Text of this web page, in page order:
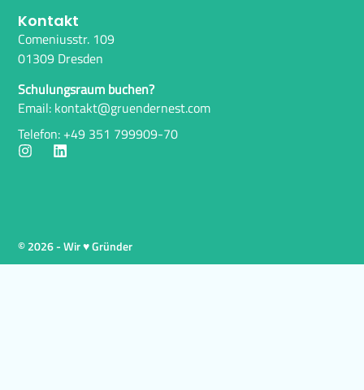
Kontakt
Comeniusstr. 109
01309 Dresden
Schulungsraum buchen?
Email: kontakt@gruendernest.com
Telefon: +49 351 799909-70
© 2026 - Wir ♥ Gründer